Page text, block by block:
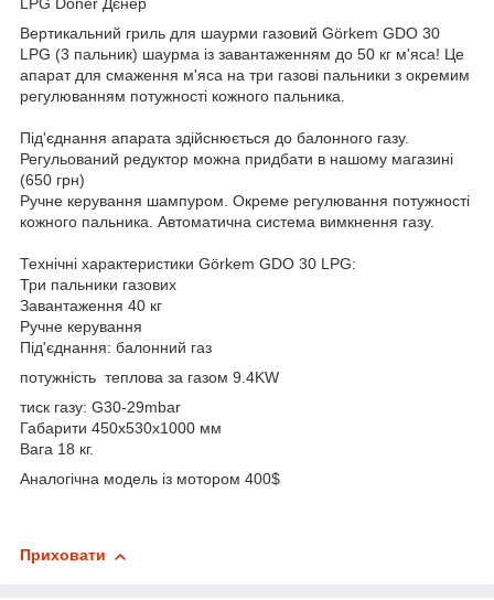
LPG Doner Дєнер
Вертикальний гриль для шаурми газовий Görkem GDO 30
LPG (3 пальник) шаурма із завантаженням до 50 кг м'яса! Це
апарат для смаження м'яса на три газові пальники з окремим
регулюванням потужності кожного пальника.
Під'єднання апарата здійснюється до балонного газу.
Регульований редуктор можна придбати в нашому магазині
(650 грн)
Ручне керування шампуром. Окреме регулювання потужності
кожного пальника. Автоматична система вимкнення газу.
Технічні характеристики Görkem GDO 30 LPG:
Три пальники газових
Завантаження 40 кг
Ручне керування
Під'єднання: балонний газ
потужність теплова за газом 9.4KW
тиск газу: G30-29mbar
Габарити 450х530х1000 мм
Вага 18 кг.
Аналогічна модель із мотором 400$
Приховати